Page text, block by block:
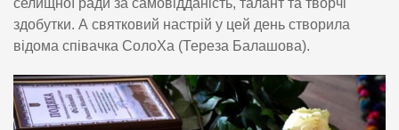
селищної ради за самовідданість, талант та творчі
здобутки. А святковий настрій у цей день створила
відома співачка СолоХа (Тереза Балашова).